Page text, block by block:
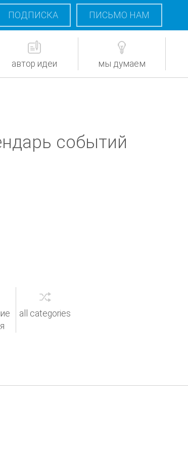
ПОДПИСКА ПИСЬМО НАМ
автор идеи мы думаем
событий
all categories